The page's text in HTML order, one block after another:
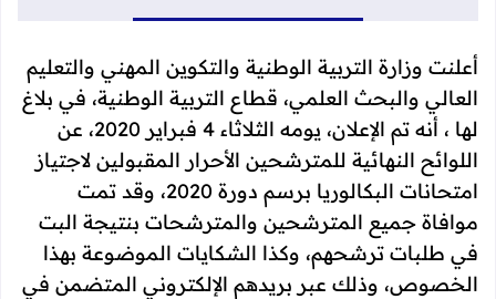
أعلنت وزارة التربية الوطنية والتكوين المهني والتعليم
العالي والبحث العلمي، قطاع التربية الوطنية، في بلاغ
لها ، أنه تم الإعلان، يومه الثلاثاء 4 فبراير 2020، عن
اللوائح النهائية للمترشحين الأحرار المقبولين لاجتياز
امتحانات البكالوريا برسم دورة 2020، وقد تمت
موافاة جميع المترشحين والمترشحات بنتيجة البت
في طلبات ترشحهم، وكذا الشكايات الموضوعة بهذا
الخصوص، وذلك عبر بريدهم الإلكتروني المتضمن في